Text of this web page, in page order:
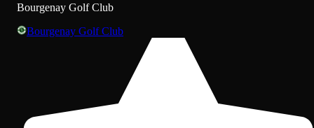
Bourgenay Golf Club
Bourgenay Golf Club